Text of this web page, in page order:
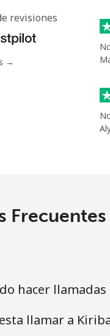
revisiones
→
hacer
llamar a